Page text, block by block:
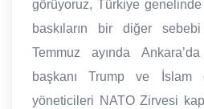
görüyoruz, Türkiye genelinde
baskıların bir diğer
Temmuz ayında
başkanı Trump ve İslam
yöneticileri NATO Zirvesi